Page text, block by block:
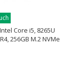
Core i5, 8265U
256GB M.2 NVMe